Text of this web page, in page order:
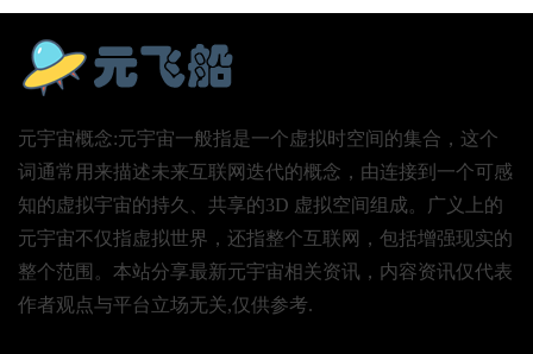
元宇宙概念:元宇宙一般指是一个虚拟时空间的集合，这个
词通常用来描述未来互联网迭代的概念，由连接到一个可感
知的虚拟宇宙的持久、共享的3D 虚拟空间组成。广义上的
元宇宙不仅指虚拟世界，还指整个互联网，包括增强现实的
整个范围。本站分享最新元宇宙相关资讯，内容资讯仅代表
作者观点与平台立场无关,仅供参考.